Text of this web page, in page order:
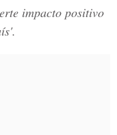
impacto positivo